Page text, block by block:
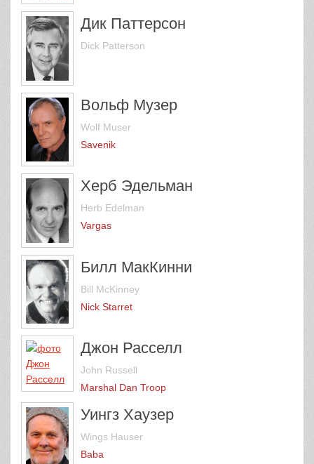
Дик Паттерсон
Dick Patterson
Вольф Музер
Wolf Muser
Savenik
Херб Эдельман
Herb Edelman
Vargas
Билл МакКинни
Bill McKinney
Nick Starret
Джон Расселл
John Russell
Marshal Dan Troop
Уингз Хаузер
Wings Hauser
Baba